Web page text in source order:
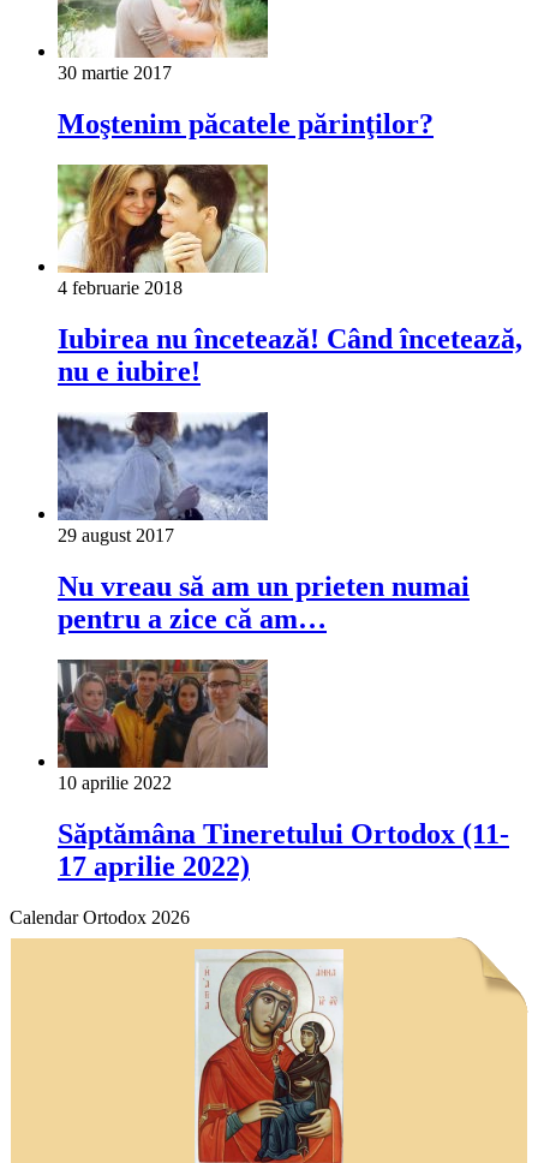
30 martie 2017
Moştenim păcatele părinţilor?
4 februarie 2018
Iubirea nu încetează! Când încetează,
nu e iubire!
29 august 2017
Nu vreau să am un prieten numai
pentru a zice că am…
10 aprilie 2022
Săptămâna Tineretului Ortodox (11-
17 aprilie 2022)
Calendar Ortodox 2026